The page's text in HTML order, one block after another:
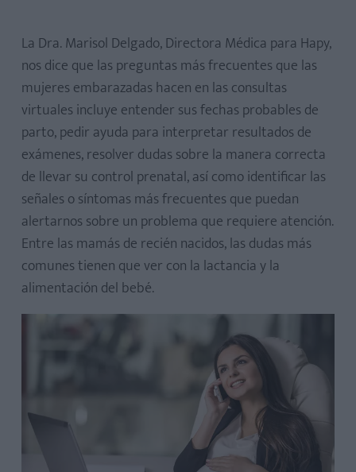
La Dra. Marisol Delgado, Directora Médica para Hapy,
nos dice que las preguntas más frecuentes que las
mujeres embarazadas hacen en las consultas
virtuales incluye entender sus fechas probables de
parto, pedir ayuda para interpretar resultados de
exámenes, resolver dudas sobre la manera correcta
de llevar su control prenatal, así como identificar las
señales o síntomas más frecuentes que puedan
alertarnos sobre un problema que requiere atención.
Entre las mamás de recién nacidos, las dudas más
comunes tienen que ver con la lactancia y la
alimentación del bebé.